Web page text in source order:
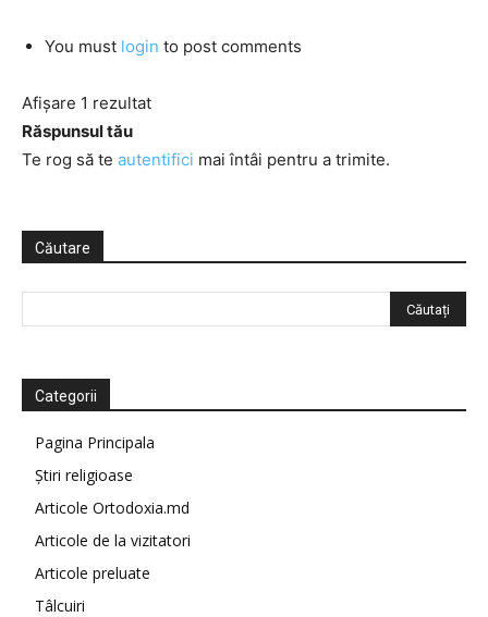
You must login to post comments
Afișare 1 rezultat
Răspunsul tău
Te rog să te autentifici mai întâi pentru a trimite.
Căutare
Categorii
Pagina Principala
Știri religioase
Articole Ortodoxia.md
Articole de la vizitatori
Articole preluate
Tâlcuiri